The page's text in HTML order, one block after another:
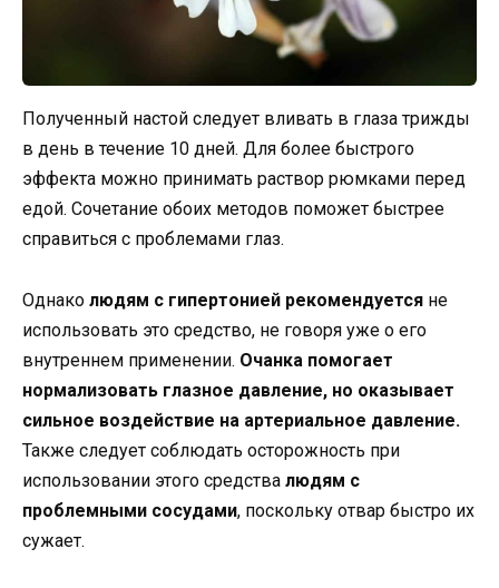
Полученный настой следует вливать в глаза трижды
в день в течение 10 дней. Для более быстрого
эффекта можно принимать раствор рюмками перед
едой. Сочетание обоих методов поможет быстрее
справиться с проблемами глаз.
Однако людям с гипертонией рекомендуется не
использовать это средство, не говоря уже о его
внутреннем применении. Очанка помогает
нормализовать глазное давление, но оказывает
сильное воздействие на артериальное давление.
Также следует соблюдать осторожность при
использовании этого средства людям с
проблемными сосудами, поскольку отвар быстро их
сужает.